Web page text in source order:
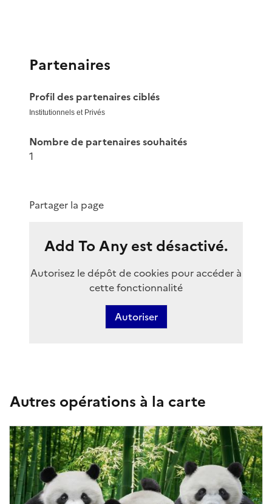
Partenaires
Profil des partenaires ciblés
Institutionnels et Privés
Nombre de partenaires souhaités
1
Partager la page
Add To Any est désactivé.
Autorisez le dépôt de cookies pour accéder à
cette fonctionnalité
Autoriser
Autres opérations à la carte